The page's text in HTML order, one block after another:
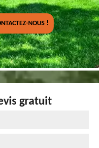
NOUS !
gratuit